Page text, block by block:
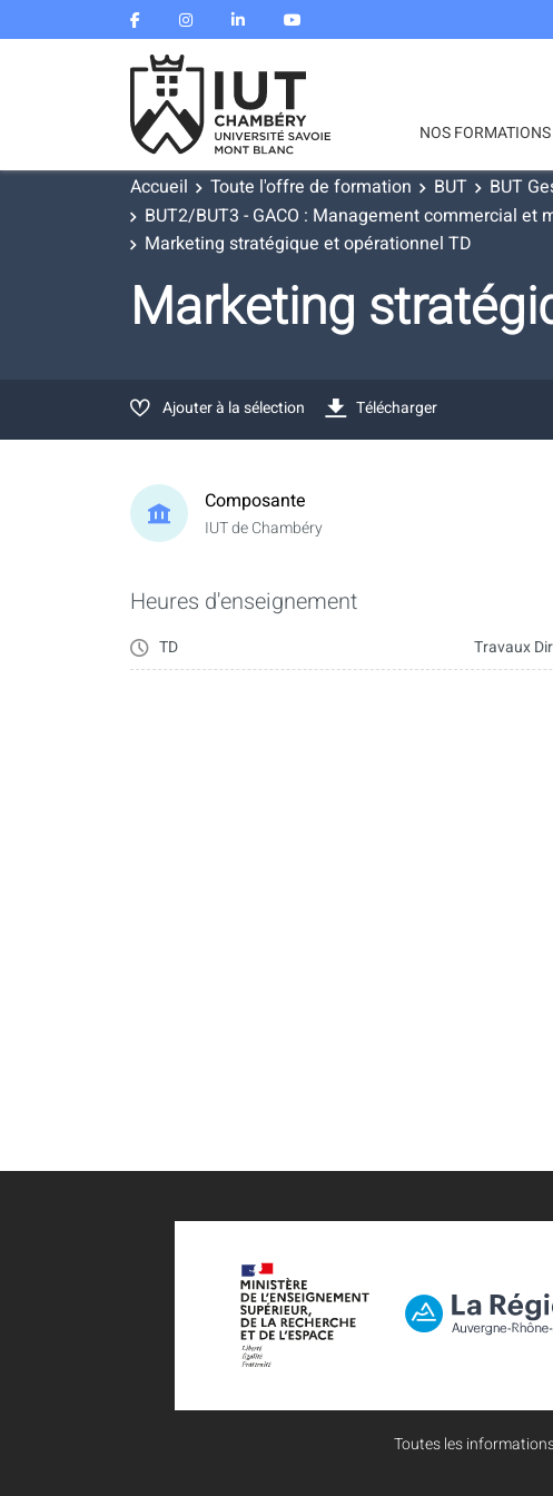
NOS FORMATIONS
Accueil Toute l'offre de formation BUT
BUT
BUT2/BUT3 - GACO : Management commercial
Marketing stratégique et opérationnel TD
Marketing
Ajouter à la sélection Télécharger
Composante
IUT de Chambéry
Heures d'enseignement
TD Travaux
Toutes les